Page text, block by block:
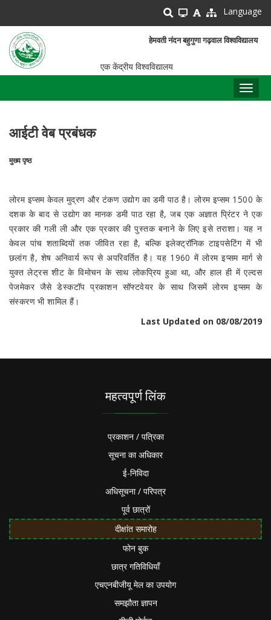
main
content
Language
हेमवती नंदन बहुगुणा गढ़वाल विश्वविद्यालय
एक केंद्रीय विश्वविद्यालय
आईटी वेब प्रबंधक
मुख्य पृष्ठ
लोरम इप्सम केवल मुद्रण और टंकण उद्योग का डमी पाठ है। लोरम इप्सम 1500 के
दशक के बाद से उद्योग का मानक डमी पाठ रहा है, जब एक अज्ञात प्रिंटर ने एक
प्रकार की गली ली और एक प्रकार की पुस्तक बनाने के लिए इसे तराशा। यह न
केवल पांच शताब्दियों तक जीवित रहा है, बल्कि इलेक्ट्रॉनिक टाइपसेटिंग में भी
छलांग है, शेष अनिवार्य रूप से अपरिवर्तित है। यह 1960 में लोरम इप्सम मार्ग से
युक्त लेट्रस शीट के विमोचन के साथ लोकप्रिय हुआ था, और हाल ही में एल्दस
पेजमेकर जैसे डेस्कटॉप प्रकाशन सॉफ्टवेयर के साथ जिसमें लोरम इप्सम के
संस्करण भी शामिल हैं।
Last Updated on 08/08/2019
महत्वपूर्ण लिंक
प्रकाशन / पत्रिका
सूचना का अधिकार
ई-निविदा
अधिसूचना / परिपत्र
पूर्व छात्रों
दीक्षांत समारोह
फोन बुक
छात्र गतिविधियाँ
एचएनबीजीयू मेल का उपयोग
समझौता ज्ञापन